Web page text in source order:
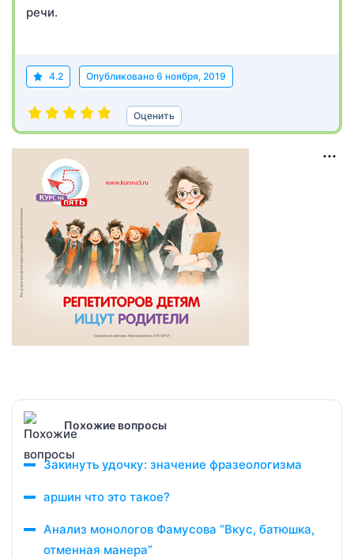
речи.
4.2 Опубликовано 6 ноября, 2019
Оценить
Похожие вопросы
Закинуть удочку: значение фразеологизма
аршин что это такое?
Анализ монологов Фамусова “Вкус, батюшка,
отменная манера”